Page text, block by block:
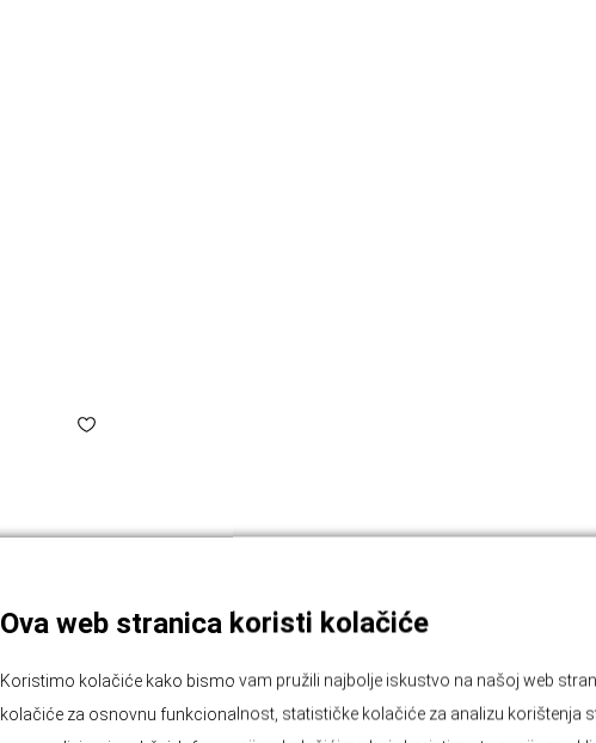
Ova web stranica koristi kolačiće
Koristimo kolačiće kako bismo vam pružili najbolje iskustvo na našoj web
kolačiće za osnovnu funkcionalnost, statističke kolačiće za analizu korištenja